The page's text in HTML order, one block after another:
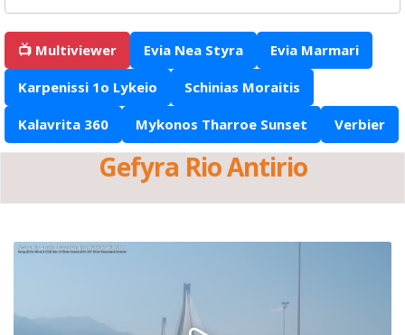
📺 Multiviewer Evia Nea Styra Evia Marmari
Karpenissi 1o Lykeio Schinias Moraitis
Kalavrita 360 Mykonos Tharroe Sunset Verbier
Gefyra Rio Antirio